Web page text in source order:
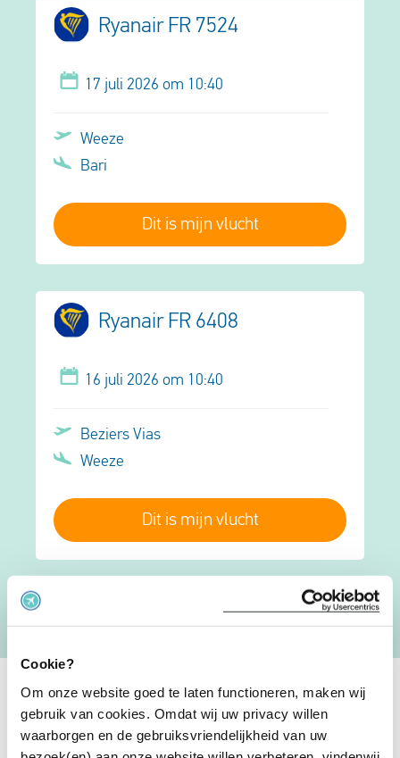
Cookie?
Om onze website goed te laten functioneren, maken wij
gebruik van cookies. Omdat wij uw privacy willen
waarborgen en de gebruiksvriendelijkheid van uw
Ryanair FR 7524
17 juli 2026 om 10:40
Weeze
Bari
Dit is mijn vlucht
Ryanair FR 6408
16 juli 2026 om 10:40
Beziers Vias
Weeze
Dit is mijn vlucht
Vlieghaven Weeze Düsseldorf
Weeze Airport is ontzettend meer in trek bij